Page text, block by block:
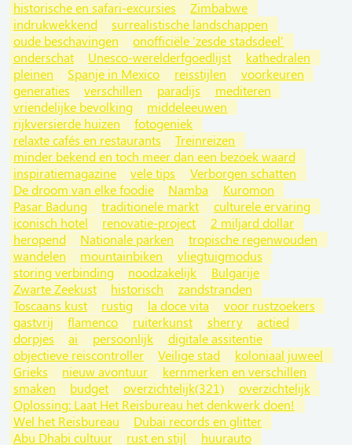
historische en safari-excursies
Zimbabwe
indrukwekkend
surrealistische landschappen
oude beschavingen
onofficiële 'zesde stadsdeel'
onderschat
Unesco-werelderfgoedlijst
kathedralen
pleinen
Spanje in Mexico reisstijlen
voorkeuren
generaties
verschillen paradijs
mediteren
vriendelijke bevolking
middeleeuwen
rijkversierde huizen
fotogeniek
relaxte cafés en restaurants
Treinreizen
minder bekend en toch meer dan een bezoek waard
inspiratiemagazine
vele tips
Verborgen schatten
De droom van elke foodie
Namba
Kuromon
Pasar Badung
traditionele markt
culturele ervaring
iconisch hotel
renovatie-project
2 miljard dollar
heropend
Nationale parken
tropische regenwouden
wandelen
mountainbiken
vliegtuigmodus
storing verbinding
noodzakelijk
Bulgarije
Zwarte Zeekust
historisch
zandstranden
Toscaans kust
rustig la doce vita
voor rustzoekers
gastvrij
flamenco ruiterkunst sherry
actied
dorpjes
ai persoonlijk
digitale assitentie
objectieve reiscontroller
Veilige stad
koloniaal juweel
Grieks
nieuw avontuur
kernmerken en verschillen
smaken
budget overzichtelijk(321)
overzichtelijk
Oplossing: Laat Het Reisbureau het denkwerk doen!
Wel het Reisbureau
Dubai records en glitter
Abu Dhabi cultuur
rust en stijl
huurauto